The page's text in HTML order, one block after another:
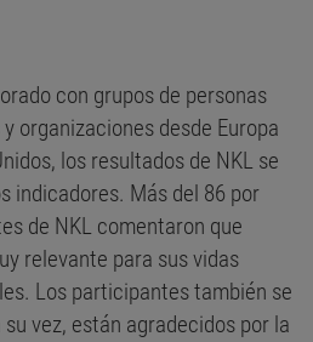
con grupos de personas
organizaciones desde Europa
los resultados de NKL se
indicadores. Más del 86 por
de NKL comentaron que
relevante para sus vidas
Los participantes también se
vez, están agradecidos por la